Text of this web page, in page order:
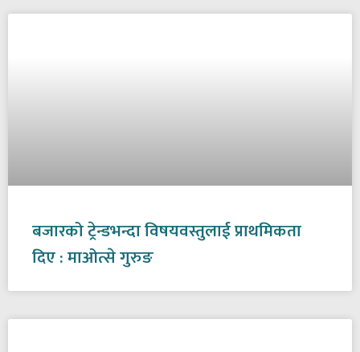
बजारको ट्रेन्डभन्दा विषयवस्तुलाई प्राथमिकता
दिए : माओत्से गुरुङ